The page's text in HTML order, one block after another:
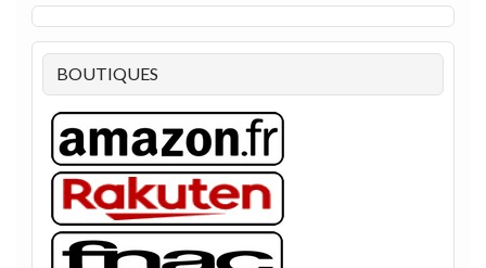
BOUTIQUES